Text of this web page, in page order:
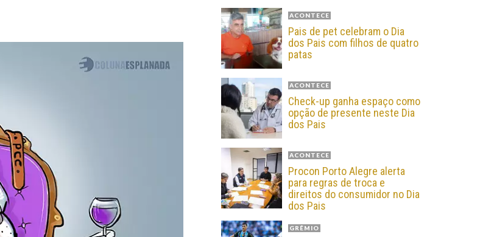
ACONTECE
Pais de pet celebram o Dia
dos Pais com filhos de quatro
patas
ACONTECE
Check-up ganha espaço como
opção de presente neste Dia
dos Pais
ACONTECE
Procon Porto Alegre alerta
para regras de troca e
direitos do consumidor no Dia
dos Pais
GRÊMIO